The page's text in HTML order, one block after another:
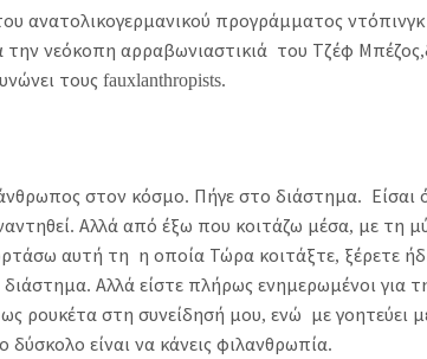
ανατολικογερμανικού προγράμματος ντόπινγκ
την νεόκοπη αρραβωνιαστικιά του Τζέφ
τους fauxlanthropists.
στον κόσμο. Πήγε στο διάστημα. Είσαι
Αλλά από έξω που κοιτάζω μέσα, με τη
αυτή τη η οποία Τώρα κοιτάξτε, ξέρετε
Αλλά είστε πλήρως ενημερωμένοι για
ρουκέτα στη συνείδησή μου, ενώ με γοητεύει
είναι να κάνεις φιλανθρωπία.